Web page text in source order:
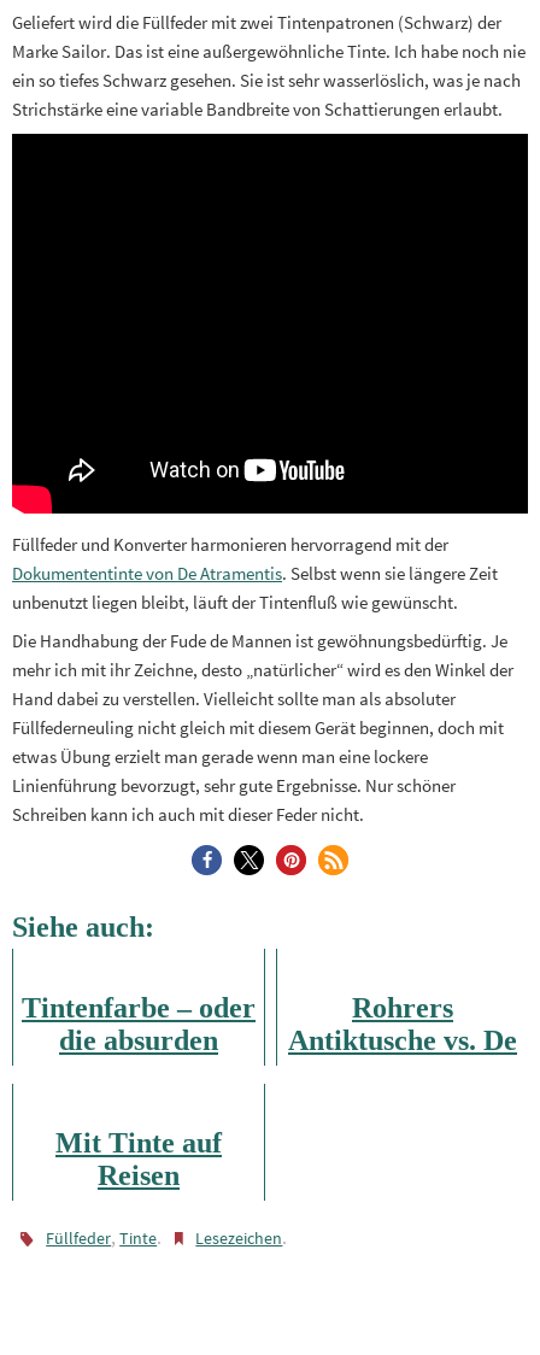
Geliefert wird die Füllfeder mit zwei Tintenpatronen (Schwarz) der
Marke Sailor. Das ist eine außergewöhnliche Tinte. Ich habe noch nie
ein so tiefes Schwarz gesehen. Sie ist sehr wasserlöslich, was je nach
Strichstärke eine variable Bandbreite von Schattierungen erlaubt.
Füllfeder und Konverter harmonieren hervorragend mit der
Dokumententinte von De Atramentis. Selbst wenn sie längere Zeit
unbenutzt liegen bleibt, läuft der Tintenfluß wie gewünscht.
Die Handhabung der Fude de Mannen ist gewöhnungsbedürftig. Je
mehr ich mit ihr Zeichne, desto „natürlicher“ wird es den Winkel der
Hand dabei zu verstellen. Vielleicht sollte man als absoluter
Füllfederneuling nicht gleich mit diesem Gerät beginnen, doch mit
etwas Übung erzielt man gerade wenn man eine lockere
Linienführung bevorzugt, sehr gute Ergebnisse. Nur schöner
Schreiben kann ich auch mit dieser Feder nicht.
Siehe auch:
Tintenfarbe – oder
die absurden
Rohrers
Antiktusche vs. De
Mit Tinte auf
Reisen
Füllfeder,Tinte. Lesezeichen.